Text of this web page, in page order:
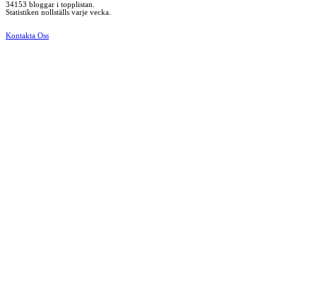
34153 bloggar i topplistan.
Statistiken nollställs varje vecka.
Kontakta Oss